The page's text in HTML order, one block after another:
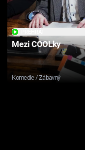
Mezi COOLky
Komedie / Zábavný